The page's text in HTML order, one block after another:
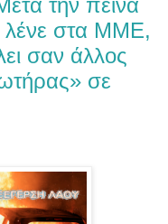
την πείνα
λένε στα ΜΜΕ,
σαν άλλος
σε